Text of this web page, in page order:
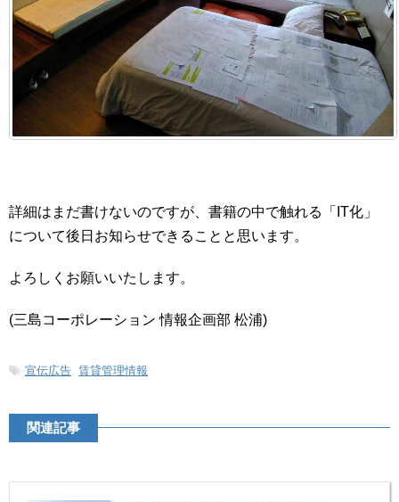
詳細はまだ書けないのですが、書籍の中で触れる「IT化」
について後日お知らせできることと思います。
よろしくお願いいたします。
(三島コーポレーション 情報企画部 松浦)
-宣伝広告, 賃貸管理情報
関連記事